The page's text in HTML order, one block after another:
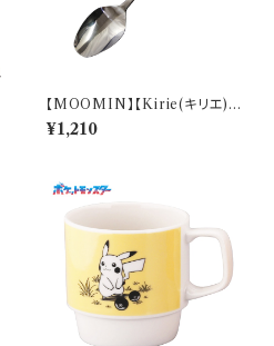
【MOOMIN】【Kirie(キリエ)】
すくいやすいスプーンＳ（リトルミ
イ）【MM9000】MM9002-8
¥1,210